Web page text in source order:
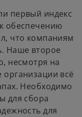
первый индекс
обеспечению
что компаниям
Наше второе
несмотря на
всё
Необходимо
для сбора
для